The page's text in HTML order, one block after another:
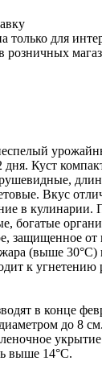
только для
розничных
дня. Куст
Вкус
в кулинарии.
богатые
защищенное от
(выше 30°С)
к угнетению
в конце
до 8
выше 14°С.